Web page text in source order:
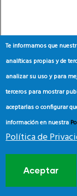
Te informamos que
analíticas propias y de
analizar su uso y para
terceros para mostrar
aceptarlas o configurar
información en nuestra
Política de
Aceptar